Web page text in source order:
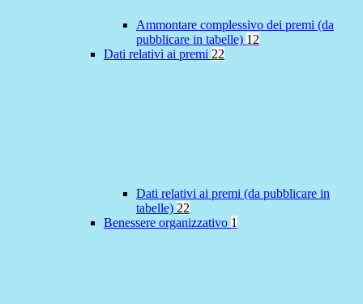
Ammontare complessivo dei premi (da
pubblicare in tabelle) 12
Dati relativi ai premi 22
Dati relativi ai premi (da pubblicare in
tabelle) 22
Benessere organizzativo 1